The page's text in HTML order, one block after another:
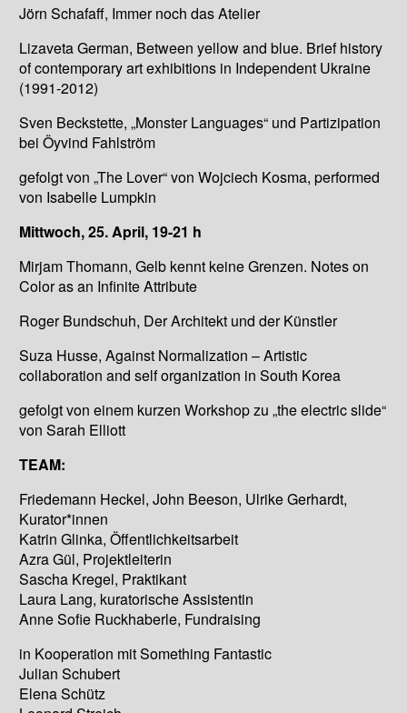
Jörn Schafaff, Immer noch das Atelier
Lizaveta German, Between yellow and blue. Brief history
of contemporary art exhibitions in Independent Ukraine
(1991-2012)
Sven Beckstette, „Monster Languages“ und Partizipation
bei Öyvind Fahlström
gefolgt von „The Lover“ von Wojciech Kosma, performed
von Isabelle Lumpkin
Mittwoch, 25. April, 19-21 h
Mirjam Thomann, Gelb kennt keine Grenzen. Notes on
Color as an Infinite Attribute
Roger Bundschuh, Der Architekt und der Künstler
Suza Husse, Against Normalization – Artistic
collaboration and self organization in South Korea
gefolgt von einem kurzen Workshop zu „the electric slide“
von Sarah Elliott
TEAM:
Friedemann Heckel, John Beeson, Ulrike Gerhardt,
Kurator*innen
Katrin Glinka, Öffentlichkeitsarbeit
Azra Gül, Projektleiterin
Sascha Kregel, Praktikant
Laura Lang, kuratorische Assistentin
Anne Sofie Ruckhaberle, Fundraising
in Kooperation mit Something Fantastic
Julian Schubert
Elena Schütz